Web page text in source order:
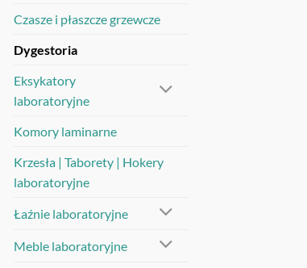
Czasze i płaszcze grzewcze
Dygestoria
Eksykatory
laboratoryjne
Komory laminarne
Krzesła | Taborety | Hokery
laboratoryjne
Łaźnie laboratoryjne
Meble laboratoryjne